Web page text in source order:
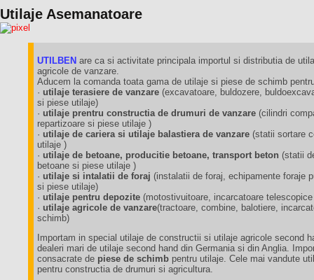
Utilaje Asemanatoare
UTILBEN are ca si activitate principala importul si distributia de
agricole de vanzare.
Aducem la comanda toata gama de utilaje si piese de schimb
· utilaje terasiere de vanzare (excavatoare, buldozere,
si piese utilaje)
· utilaje prentru constructia de drumuri de vanzare (cilindri
repartizoare si piese utilaje )
· utilaje de cariera si utilaje balastiera de vanzare (statii sortare
utilaje )
· utilaje de betoane, producitie betoane, transport beton (statii
betoane si piese utilaje )
· utilaje si intalatii de foraj (instalatii de foraj, echipamente foraje
si piese utilaje)
· utilaje pentru depozite (motostivuitoare, incarcatoare
· utilaje agricole de vanzare(tractoare, combine, balotiere,
schimb)
Importam in special utilaje de constructii si utilaje agricole second
dealeri mari de utilaje second hand din Germania si din Anglia.
consacrate de piese de schimb pentru utilaje. Cele mai vandute
pentru constructia de drumuri si agricultura.